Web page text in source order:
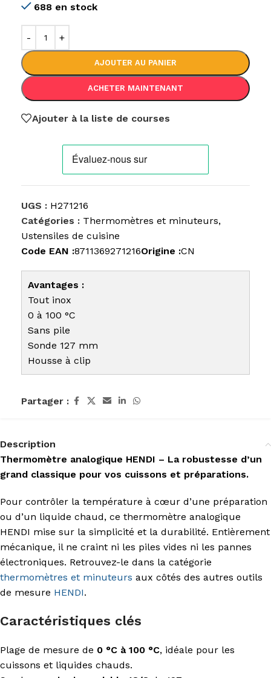
688 en stock
AJOUTER AU PANIER
ACHETER MAINTENANT
Ajouter à la liste de courses
UGS : H271216
Catégories : Thermomètres et minuteurs,
Ustensiles de cuisine
Code EAN :8711369271216Origine :CN
Avantages :
Tout inox
0 à 100 °C
Sans pile
Sonde 127 mm
Housse à clip
Partager :
Description
Thermomètre analogique HENDI – La robustesse d’un
grand classique pour vos cuissons et préparations.
Pour contrôler la température à cœur d’une préparation
ou d’un liquide chaud, ce thermomètre analogique
HENDI mise sur la simplicité et la durabilité. Entièrement
mécanique, il ne craint ni les piles vides ni les pannes
électroniques. Retrouvez-le dans la catégorie
thermomètres et minuteurs aux côtés des autres outils
de mesure HENDI.
Caractéristiques clés
Plage de mesure de 0 °C à 100 °C, idéale pour les
cuissons et liquides chauds.